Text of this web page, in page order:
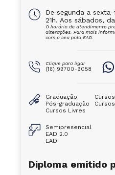
De segunda a
21h. Aos sábados,
O horário de atendimento
alterações. Para mais
com o seu polo EAD.
Clique para ligar
(16) 99700-9058
Graduação
Pós-graduação
Cursos Livres
Semipresencial
EAD 2.0
EAD
Diploma emitido